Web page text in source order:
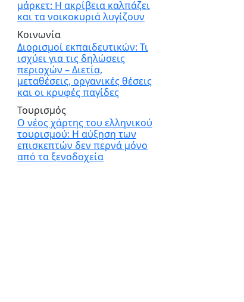
μάρκετ: Η ακρίβεια καλπάζει
και τα νοικοκυριά λυγίζουν
Κοινωνία
Διορισμοί εκπαιδευτικών: Τι
ισχύει για τις δηλώσεις
περιοχών – Διετία,
μεταθέσεις, οργανικές θέσεις
και οι κρυφές παγίδες
Τουρισμός
Ο νέος χάρτης του ελληνικού
τουρισμού: Η αύξηση των
επισκεπτών δεν περνά μόνο
από τα ξενοδοχεία